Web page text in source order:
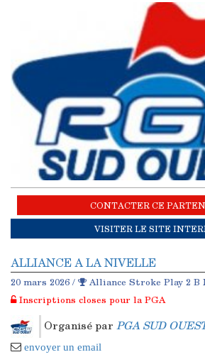
CONTACTER CE
VISITER LE SITE
ALLIANCE A LA NIVELLE
20 mars 2026 /
Alliance Stroke Play 2 B
Inscriptions closes pour la PGA
Organisé par PGA SUD
envoyer un email